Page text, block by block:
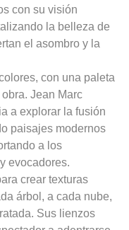
con su visión
la belleza de
el asombro y la
con una paleta
Jean Marc
a explorar la fusión
paisajes modernos
a los
evocadores.
crear texturas
árbol, a cada nube,
Sus lienzos